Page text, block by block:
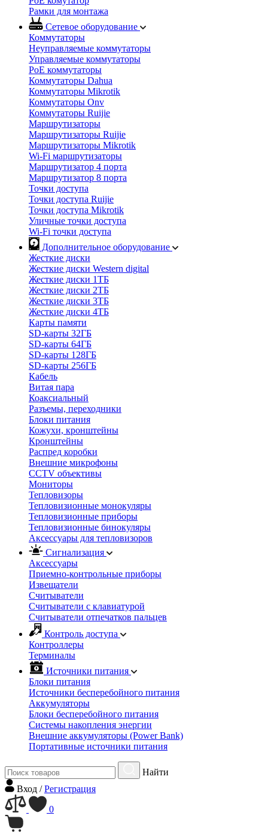
Рамки для монтажа
Сетевое оборудование
Коммутаторы
Неуправляемые коммутаторы
Управляемые коммутаторы
PoE коммутаторы
Коммутаторы Dahua
Коммутаторы Mikrotik
Коммутаторы Onv
Коммутаторы Ruijie
Маршрутизаторы
Маршрутизаторы Ruijie
Маршрутизаторы Mikrotik
Wi-Fi маршрутизаторы
Маршрутизатор 4 порта
Маршрутизатор 8 порта
Точки доступа
Точки доступа Ruijie
Точки доступа Mikrotik
Уличные точки доступа
Wi-Fi точки доступа
Дополнительное оборудование
Жесткие диски
Жесткие диски Western digital
Жесткие диски 1ТБ
Жесткие диски 2ТБ
Жесткие диски 3ТБ
Жесткие диски 4ТБ
Карты памяти
SD-карты 32ГБ
SD-карты 64ГБ
SD-карты 128ГБ
SD-карты 256ГБ
Кабель
Витая пара
Коаксиальный
Разъемы, переходники
Блоки питания
Кожухи, кронштейны
Кронштейны
Распред коробки
Внешние микрофоны
CCTV объективы
Мониторы
Тепловизоры
Тепловизионные монокуляры
Тепловизионные приборы
Тепловизионные бинокуляры
Аксессуары для тепловизоров
Сигнализация
Аксессуары
Приемно-контрольные приборы
Извещатели
Считыватели
Cчитыватели с клавиатурой
Cчитыватели отпечатков пальцев
Контроль доступа
Контроллеры
Терминалы
Источники питания
Блоки питания
Источники бесперебойного питания
Аккумуляторы
Блоки бесперебойного питания
Системы накопления энергии
Внешние аккумуляторы (Power Bank)
Портативные источники питания
Найти
Вход /Регистрация
0